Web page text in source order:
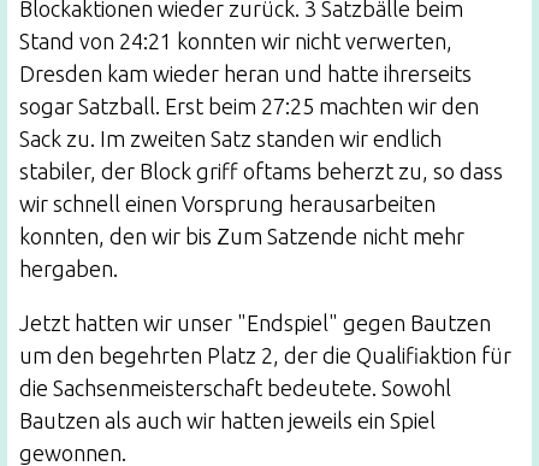
Blockaktionen wieder zurück. 3 Satzbälle beim
Stand von 24:21 konnten wir nicht verwerten,
Dresden kam wieder heran und hatte ihrerseits
sogar Satzball. Erst beim 27:25 machten wir den
Sack zu. Im zweiten Satz standen wir endlich
stabiler, der Block griff oftams beherzt zu, so dass
wir schnell einen Vorsprung herausarbeiten
konnten, den wir bis Zum Satzende nicht mehr
hergaben.
Jetzt hatten wir unser "Endspiel" gegen Bautzen
um den begehrten Platz 2, der die Qualifiaktion für
die Sachsenmeisterschaft bedeutete. Sowohl
Bautzen als auch wir hatten jeweils ein Spiel
gewonnen.